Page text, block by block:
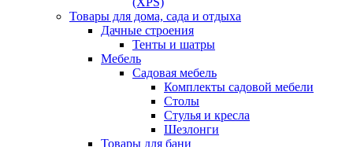
Товары для дома, сада и отдыха
Дачные строения
Тенты и шатры
Мебель
Садовая мебель
Комплекты садовой мебели
Столы
Стулья и кресла
Шезлонги
Товары для бани